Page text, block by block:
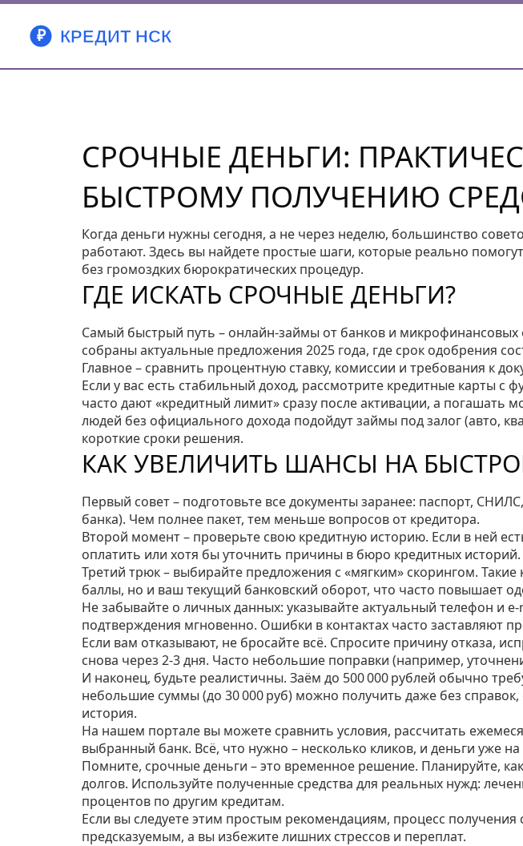
СРОЧНЫЕ ДЕНЬГИ:
БЫСТРОМУ ПОЛУЧЕНИЮ
Когда деньги нужны сегодня, а не через неделю, большинство
работают. Здесь вы найдете простые шаги, которые реально
без громоздких бюрократических процедур.
ГДЕ ИСКАТЬ СРОЧНЫЕ ДЕНЬГИ?
Самый быстрый путь – онлайн‑займы от банков и
собраны актуальные предложения 2025 года, где срок одобрения
Главное – сравнить процентную ставку, комиссии и требования к
Если у вас есть стабильный доход, рассмотрите кредитные карты с
часто дают «кредитный лимит» сразу после активации, а
людей без официального дохода подойдут займы под залог (авто,
короткие сроки решения.
КАК УВЕЛИЧИТЬ ШАНСЫ НА
Первый совет – подготовьте все документы заранее: паспорт,
банка). Чем полнее пакет, тем меньше вопросов от кредитора.
Второй момент – проверьте свою кредитную историю. Если в ней
оплатить или хотя бы уточнить причины в бюро кредитных историй.
Третий трюк – выбирайте предложения с «мягким» скорингом.
баллы, но и ваш текущий банковский оборот, что часто повышает
Не забывайте о личных данных: указывайте актуальный телефон и
подтверждения мгновенно. Ошибки в контактах часто заставляют
Если вам отказывают, не бросайте всё. Спросите причину отказа,
снова через 2‑3 дня. Часто небольшие поправки (например,
И наконец, будьте реалистичны. Заём до 500 000 рублей обычно
небольшие суммы (до 30 000 руб) можно получить даже без справок,
история.
На нашем портале вы можете сравнить условия, рассчитать
выбранный банк. Всё, что нужно – несколько кликов, и деньги уже
Помните, срочные деньги – это временное решение. Планируйте,
долгов. Используйте полученные средства для реальных нужд:
процентов по другим кредитам.
Если вы следуете этим простым рекомендациям, процесс
предсказуемым, а вы избежите лишних стрессов и переплат.